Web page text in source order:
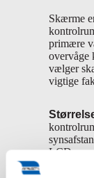
Skærme
primære
overvåge
vælger
vigtige
LCD-